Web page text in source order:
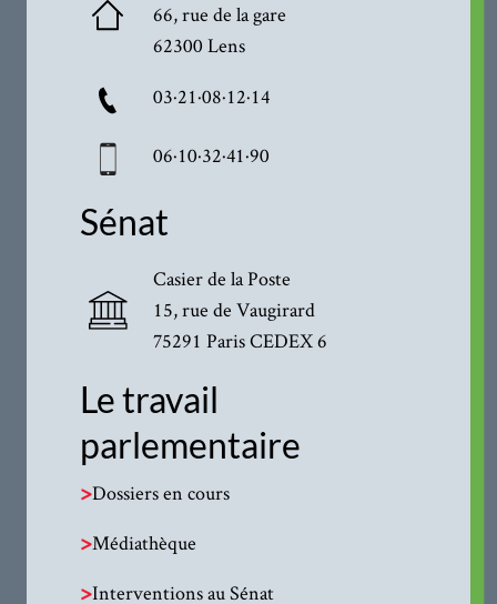
66, rue de la gare
62300 Lens
03·21·08·12·14
06·10·32·41·90
Sénat
Casier de la Poste
15, rue de Vaugirard
75291 Paris CEDEX 6
Le travail
parlementaire
>Dossiers en cours
>Médiathèque
>Interventions au Sénat